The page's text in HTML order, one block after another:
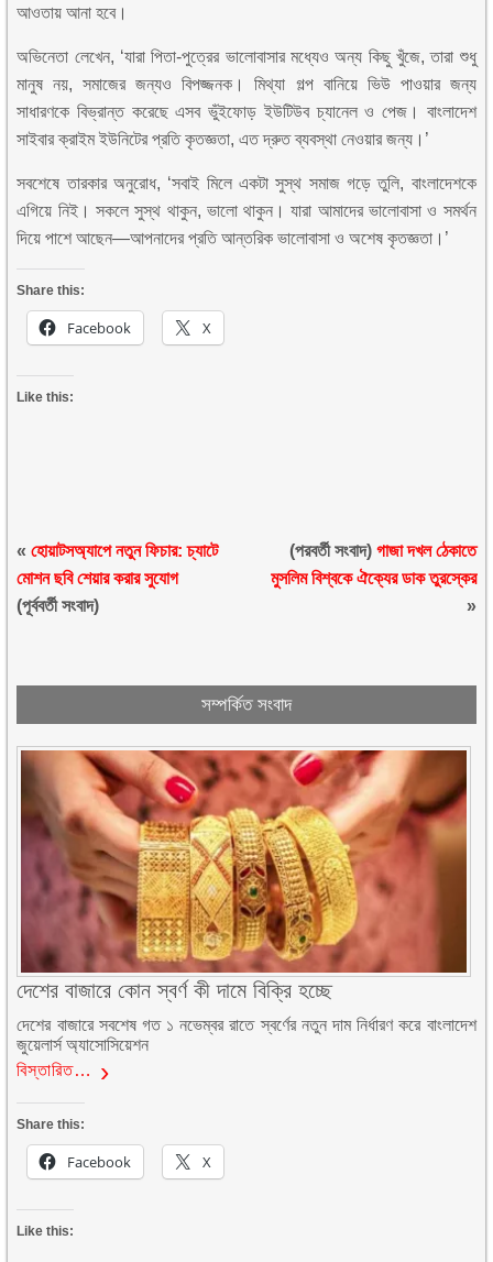
আওতায় আনা হবে।
অভিনেতা লেখেন, ‘যারা পিতা-পুত্রের ভালোবাসার মধ্যেও অন্য কিছু খুঁজে, তারা শুধু
মানুষ নয়, সমাজের জন্যও বিপজ্জনক। মিথ্যা গল্প বানিয়ে ভিউ পাওয়ার জন্য
সাধারণকে বিভ্রান্ত করেছে এসব ভুঁইফোড় ইউটিউব চ্যানেল ও পেজ। বাংলাদেশ
সাইবার ক্রাইম ইউনিটের প্রতি কৃতজ্ঞতা, এত দ্রুত ব্যবস্থা নেওয়ার জন্য।’
সবশেষে তারকার অনুরোধ, ‌‘সবাই মিলে একটা সুস্থ সমাজ গড়ে তুলি, বাংলাদেশকে
এগিয়ে নিই। সকলে সুস্থ থাকুন, ভালো থাকুন। যারা আমাদের ভালোবাসা ও সমর্থন
দিয়ে পাশে আছেন—আপনাদের প্রতি আন্তরিক ভালোবাসা ও অশেষ কৃতজ্ঞতা।’
Share this:
Facebook X
Like this:
«হোয়াটসঅ্যাপে নতুন ফিচার: চ্যাটে
মোশন ছবি শেয়ার করার সুযোগ
(পূর্ববর্তী সংবাদ)
(পরবর্তী সংবাদ) গাজা দখল ঠেকাতে
মুসলিম বিশ্বকে ঐক্যের ডাক তুরস্কের
»
সম্পর্কিত সংবাদ
দেশের বাজারে কোন স্বর্ণ কী দামে বিক্রি হচ্ছে
দেশের বাজারে সবশেষ গত ১ নভেম্বর রাতে স্বর্ণের নতুন দাম নির্ধারণ করে বাংলাদেশ
জুয়েলার্স অ্যাসোসিয়েশন
বিস্তারিত…
Share this:
Facebook X
Like this: